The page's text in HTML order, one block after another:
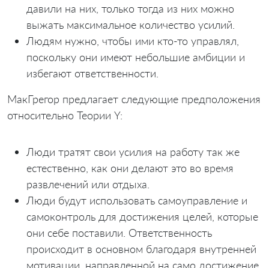
давили на них, только тогда из них можно
выжать максимальное количество усилий.
Людям нужно, чтобы ими кто-то управлял,
поскольку они имеют небольшие амбиции и
избегают ответственности.
МакГрегор предлагает следующие предположения
относительно Теории Y:
Люди тратят свои усилия на работу так же
естественно, как они делают это во время
развлечений или отдыха.
Люди будут использовать самоуправление и
самоконтроль для достижения целей, которые
они себе поставили. Ответственность
происходит в основном благодаря внутренней
мотивации, направленной на само достижение.